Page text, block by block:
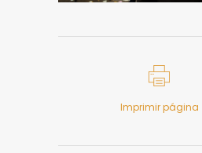
Imprimir página